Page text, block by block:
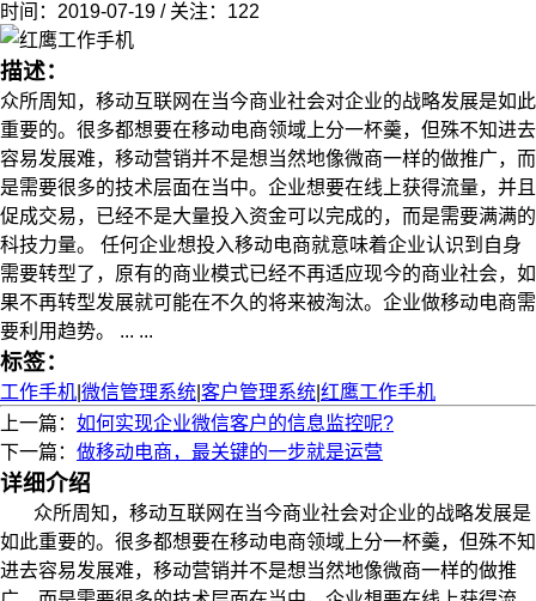
时间：2019-07-19 / 关注：122
描述：
众所周知，移动互联网在当今商业社会对企业的战略发展是如此
重要的。很多都想要在移动电商领域上分一杯羹，但殊不知进去
容易发展难，移动营销并不是想当然地像微商一样的做推广，而
是需要很多的技术层面在当中。企业想要在线上获得流量，并且
促成交易，已经不是大量投入资金可以完成的，而是需要满满的
科技力量。 任何企业想投入移动电商就意味着企业认识到自身
需要转型了，原有的商业模式已经不再适应现今的商业社会，如
果不再转型发展就可能在不久的将来被淘汰。企业做移动电商需
要利用趋势。 ... ...
标签：
工作手机 微信管理系统 客户管理系统 红鹰工作手机
上一篇： 如何实现企业微信客户的信息监控呢?
下一篇： 做移动电商，最关键的一步就是运营
详细介绍
众所周知，移动互联网在当今商业社会对企业的战略发展是
如此重要的。很多都想要在移动电商领域上分一杯羹，但殊不知
进去容易发展难，移动营销并不是想当然地像微商一样的做推